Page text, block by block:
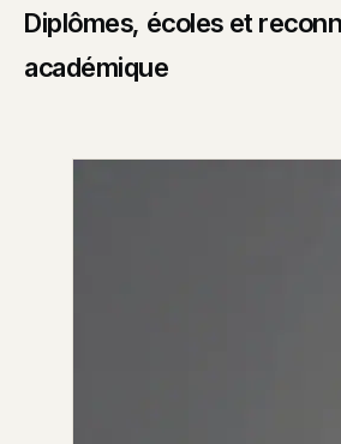
Diplômes, écoles et
académique